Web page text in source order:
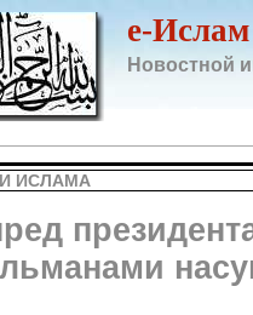
e-Ислам
Новостной
ИСЛАМА